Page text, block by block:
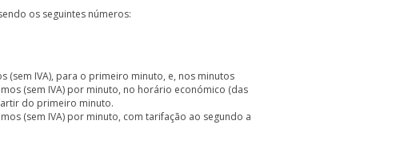
os seguintes números:
(sem IVA), para o primeiro minuto, e, nos minutos
(sem IVA) por minuto, no horário económico (das
do primeiro minuto.
(sem IVA) por minuto, com tarifação ao segundo a